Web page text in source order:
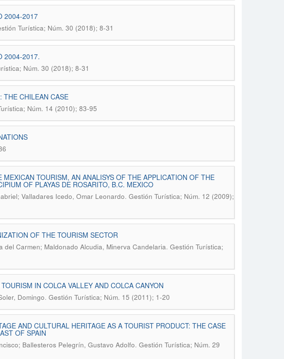
2004-2017
Turística; Núm. 30 (2018); 8-31
2004-2017.
Núm. 30 (2018); 8-31
THE CHILEAN CASE
Núm. 14 (2010); 83-95
TOURISM, AN ANALISYS OF THE APPLICATION OF THE
OF PLAYAS DE ROSARITO, B.C. MEXICO
Valladares Icedo, Omar Leonardo. Gestión Turística; Núm. 12 (2009);
OF THE TOURISM SECTOR
Carmen; Maldonado Alcudia, Minerva Candelaria. Gestión Turística;
IN COLCA VALLEY AND COLCA CANYON
Domingo. Gestión Turística; Núm. 15 (2011); 1-20
AND CULTURAL HERITAGE AS A TOURIST PRODUCT: THE CASE
OF SPAIN
Ballesteros Pelegrín, Gustavo Adolfo. Gestión Turística; Núm. 29